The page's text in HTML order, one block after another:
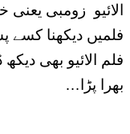
الائیو زومبی
فلمیں دیکھنا کسے
فلم الائیو بھی
بھرا پڑا…